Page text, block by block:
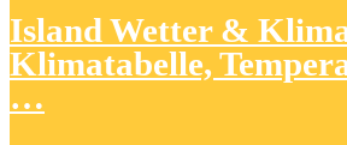
Island Wetter &
Klimatabelle,
…